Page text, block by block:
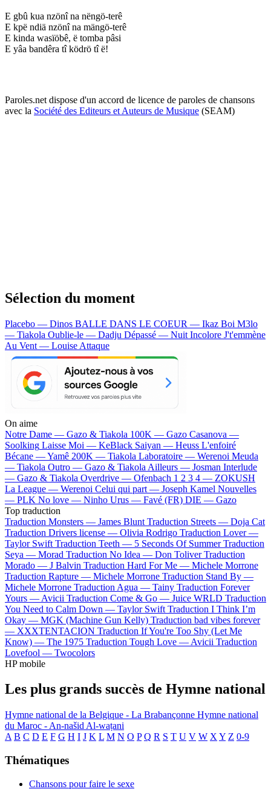
E gbû kua nzönî na nëngö-terê
E kpë ndiä nzönî na mängö-terê
E kinda wasïöbê, ë tomba pâsi
E yâa bandêra tî ködrö tî ë!
Paroles.net dispose d'un accord de licence de paroles de chansons
avec la Société des Editeurs et Auteurs de Musique (SEAM)
Sélection du moment
Placebo — Dinos BALLE DANS LE COEUR — Ikaz Boi M3lo
— Tiakola Oublie-le — Dadju Dépassé — Nuit Incolore J't'emmène
Au Vent — Louise Attaque
On aime
Notre Dame — Gazo & Tiakola 100K — Gazo Casanova —
Soolking Laisse Moi — KeBlack Saiyan — Heuss L'enfoiré
Bécane —Yamê 200K — Tiakola Laboratoire — Werenoi Meuda
— Tiakola Outro — Gazo & Tiakola Ailleurs — Josman Interlude
— Gazo & Tiakola Overdrive — Ofenbach 1 2 3 4 — ZOKUSH
La League — Werenoi Celui qui part — Joseph Kamel Nouvelles
— PLK No love — Ninho Urus — Favé (FR) DIE — Gazo
Top traduction
Traduction Monsters — James Blunt Traduction Streets — Doja Cat
Traduction Drivers license — Olivia Rodrigo Traduction Lover —
Taylor Swift Traduction Teeth — 5 Seconds Of Summer Traduction
Seya — Morad Traduction No Idea — Don Toliver Traduction
Morado — J Balvin Traduction Hard For Me — Michele Morrone
Traduction Rapture — Michele Morrone Traduction Stand By —
Michele Morrone Traduction Agua — Tainy Traduction Forever
Yours — Avicii Traduction Come & Go — Juice WRLD Traduction
You Need to Calm Down — Taylor Swift Traduction I Think I’m
Okay — MGK (Machine Gun Kelly) Traduction bad vibes forever
— XXXTENTACION Traduction If You're Too Shy (Let Me
Know) — The 1975 Traduction Tough Love — Avicii Traduction
Lovefool — Twocolors
HP mobile
Les plus grands succès de Hymne national
Hymne national de la Belgique - La Brabançonne Hymne national
du Maroc - An-našid Al-waṭani
A B C D E F G H I J K L M N O P Q R S T U V W X Y Z 0-9
Thématiques
Chansons pour faire le sexe